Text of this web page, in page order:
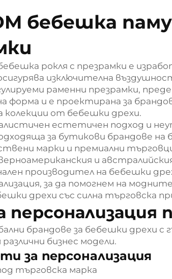
бебешка
рокля с презрамки е
изключителна
раменни презрамки,
форма и е проектирана за
колекции от бебешки дрехи.
естетичен подход и
за бутикови брандове на
марки и премиални
и
производител на бебешки
за да помогнем на
дрехи със силна търговска
персонализация
брандове за бебешки дрехи
бизнес модели.
за персонализация
търговска марка